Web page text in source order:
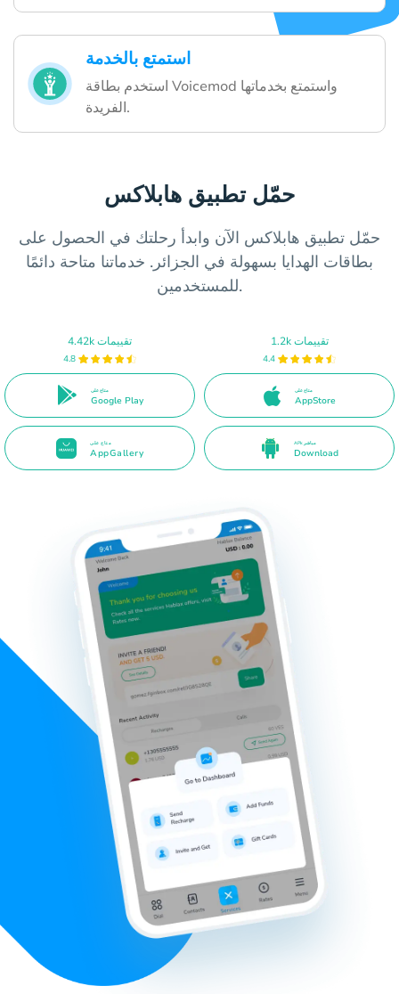
استمتع بالخدمة
استخدم بطاقة Voicemod واستمتع بخدماتها
الفريدة.
حمّل تطبيق هابلاكس
حمّل تطبيق هابلاكس الآن وابدأ رحلتك في الحصول على
بطاقات الهدايا بسهولة في الجزائر. خدماتنا متاحة دائمًا
للمستخدمين.
4.42k تقييمات
4.8
متاح على
Google Play
1.2k تقييمات
4.4
متاح على
AppStore
متاح على
AppGallery
APk مباشر
Download